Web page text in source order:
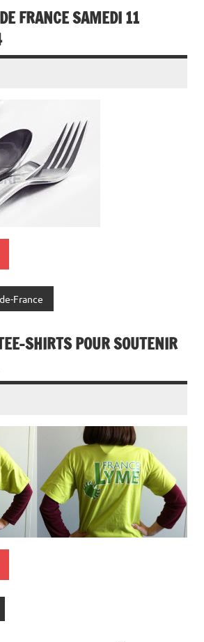
FRANCE SAMEDI 11
France
SHIRTS POUR SOUTENIR